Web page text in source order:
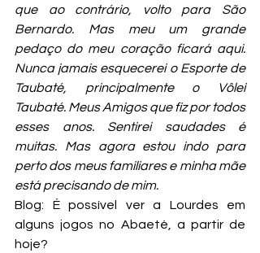
que ao contrário, volto para São
Bernardo. Mas meu um grande
pedaço do meu coração ficará aqui.
Nunca jamais esquecerei o Esporte de
Taubaté, principalmente o Vôlei
Taubaté. Meus Amigos que fiz por todos
esses anos. Sentirei saudades é
muitas. Mas agora estou indo para
perto dos meus familiares e minha mãe
está precisando de mim.
Blog: É possível ver a Lourdes em
alguns jogos no Abaeté, a partir de
hoje?